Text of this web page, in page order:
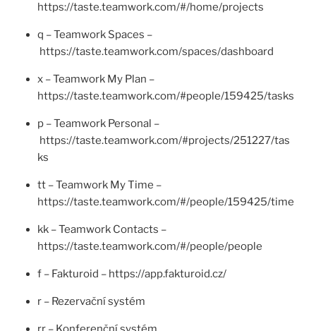
https://taste.teamwork.com/#/home/projects
q – Teamwork Spaces –
https://taste.teamwork.com/spaces/dashboard
x – Teamwork My Plan –
https://taste.teamwork.com/#people/159425/tasks
p – Teamwork Personal –
https://taste.teamwork.com/#projects/251227/tas
ks
tt – Teamwork My Time –
https://taste.teamwork.com/#/people/159425/time
kk – Teamwork Contacts –
https://taste.teamwork.com/#/people/people
f – Fakturoid – https://app.fakturoid.cz/
r – Rezervační systém